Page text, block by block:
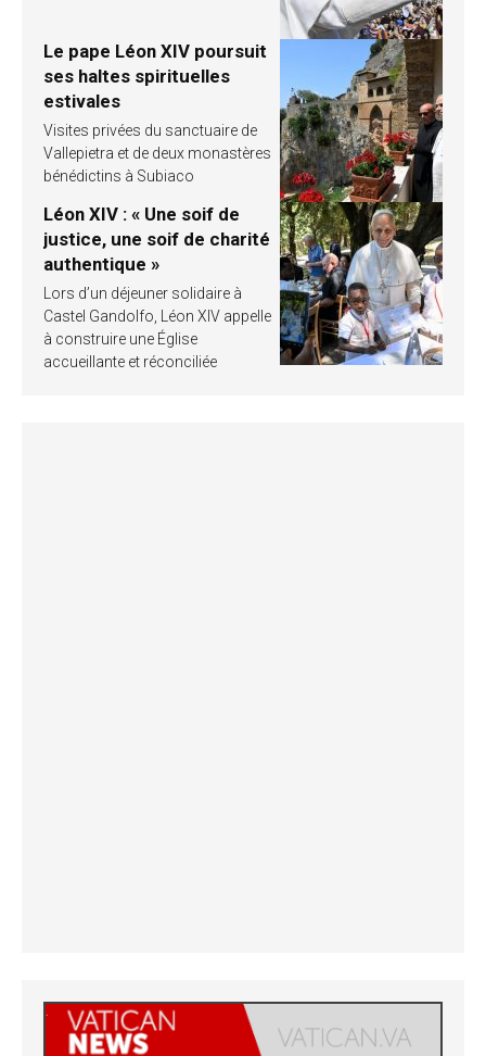
Le pape Léon XIV poursuit
ses haltes spirituelles
estivales
Visites privées du sanctuaire de
Vallepietra et de deux monastères
bénédictins à Subiaco
Léon XIV : « Une soif de
justice, une soif de charité
authentique »
Lors d’un déjeuner solidaire à
Castel Gandolfo, Léon XIV appelle
à construire une Église
accueillante et réconciliée